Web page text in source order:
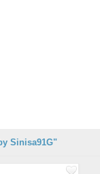
Sinisa91G"